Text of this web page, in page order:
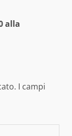
alla
I campi